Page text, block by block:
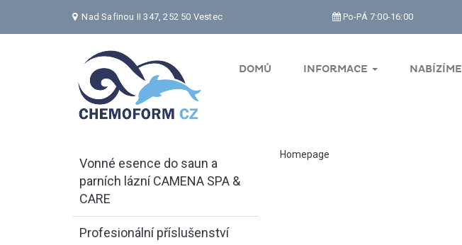
Nad Safinou II 347, 252 50 Vestec Po-PÁ 7:00-16:00
DOMŮ INFORMACE NABÍZÍME
Vonné esence do saun a
parních lázní CAMENA SPA &
CARE
Profesionální příslušenství
Homepage